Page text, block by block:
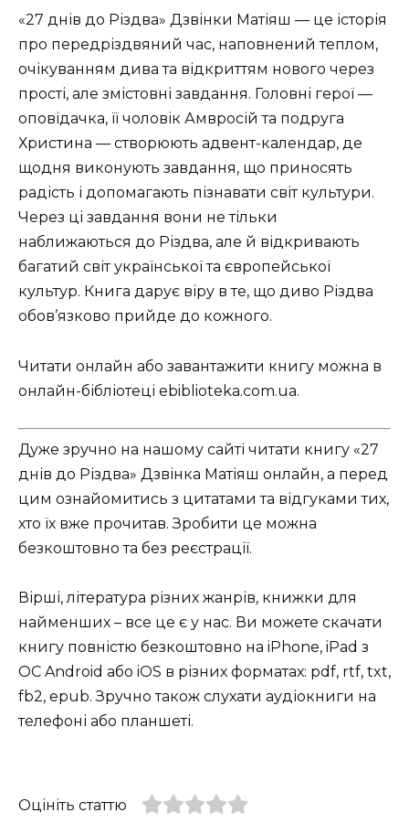
«27 днів до Різдва» Дзвінки Матіяш — це історія
про передріздвяний час, наповнений теплом,
очікуванням дива та відкриттям нового через
прості, але змістовні завдання. Головні герої —
оповідачка, її чоловік Амвросій та подруга
Христина — створюють адвент-календар, де
щодня виконують завдання, що приносять
радість і допомагають пізнавати світ культури.
Через ці завдання вони не тільки
наближаються до Різдва, але й відкривають
багатий світ української та європейської
культур. Книга дарує віру в те, що диво Різдва
обов’язково прийде до кожного.
Читати онлайн або завантажити книгу можна в
онлайн-бібліотеці ebiblioteka.com.ua.
Дуже зручно на нашому сайті читати книгу «27
днів до Різдва» Дзвінка Матіяш онлайн, а перед
цим ознайомитись з цитатами та відгуками тих,
хто їх вже прочитав. Зробити це можна
безкоштовно та без реєстрації.
Вірші, література різних жанрів, книжки для
найменших – все це є у нас. Ви можете скачати
книгу повністю безкоштовно на iPhone, iPad з
ОС Android або iOS в різних форматах: pdf, rtf, txt,
fb2, epub. Зручно також слухати аудіокниги на
телефоні або планшеті.
Оцініть статтю